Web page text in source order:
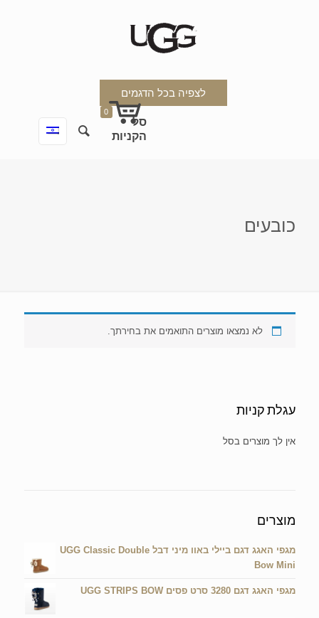
לצפיה בכל הדגמים
0
כובעים
לא נמצאו מוצרים התואמים את בחירתך.
עגלת קניות
מוצרים
מגפי האגג דגם ביילי באוו מיני דבל UGG Classic Double
Bow Mini
מגפי האגג דגם 3280 סרט פסים UGG STRIPS BOW